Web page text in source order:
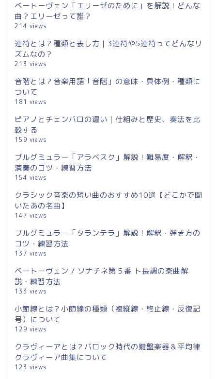
ベートーヴェン「エリーゼのために」を解説！どんな
曲？エリーゼって誰？
214 views
連符とは？種類と表し方｜3連符や5連符ってどんなリ
ズムなの？
213 views
音階とは？音楽用語「音階」の意味・具体例・種類に
ついて
181 views
ピアノとチェンバロの違い｜仕組みと歴史、奏法を比
較する
159 views
ブルグミュラー「アラベスク」解説！難易度・解釈・
演奏のコツ・練習方法
154 views
クラシック音楽の短い曲のおすすめ10選【どこかで聞
いたあの名曲】
147 views
ブルグミュラー「タランテラ」解説！解釈・弾き方の
コツ・練習方法
137 views
ベートーヴェン / ソナチネ第５番 ト長調の楽曲解
説・練習方法
133 views
小節線とは？小節線の種類（複縦線・終止線・反復記
号）について
129 views
クラヴィーアとは？バロック時代の鍵盤楽器＆平均律
クラヴィーア曲集について
123 views